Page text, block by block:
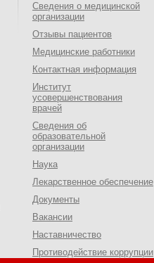
Сведения о медицинской
организации
Отзывы пациентов
Медицинские работники
Контактная информация
Институт
усовершенствования
врачей
Сведения об
образовательной
организации
Наука
Лекарственное обеспечение
Документы
Вакансии
Наставничество
Противодействие коррупции